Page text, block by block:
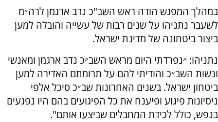
במהלך המפגש הודה ראש השב"כ נדב ארגמן לרה״מ
לשעבר נתניהו על שנים רבות של עשייה והובלה למען
ביצור ביטחונה של מדינת ישראל.
נתניהו: ״נפרדתי היום מראש השב״כ נדב ארגמן ומאנשי
ונשות השב״כ והודיתי להם על תרומתם האדירה למען
ביטחון ישראל. בשנים האחרונות שב״כ סיכל אלפי
ניסיונות פיגוע ופיענח את כל הפיגועים בהם היו נפגעים
בנפש, כולל לכידת המחבלים שביצעו אותם''.